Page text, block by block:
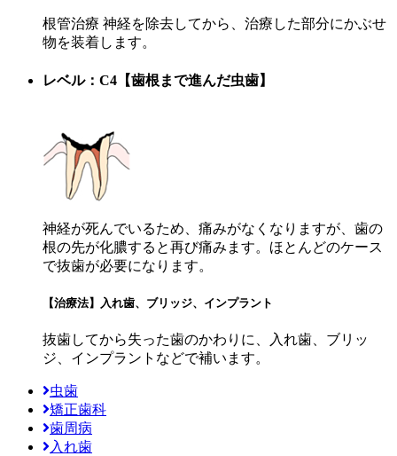
根管治療 神経を除去してから、治療した部分にかぶせ
物を装着します。
レベル：C4【歯根まで進んだ虫歯】
神経が死んでいるため、痛みがなくなりますが、歯の
根の先が化膿すると再び痛みます。ほとんどのケース
で抜歯が必要になります。
【治療法】入れ歯、ブリッジ、インプラント
抜歯してから失った歯のかわりに、入れ歯、ブリッ
ジ、インプラントなどで補います。
虫歯
矯正歯科
歯周病
入れ歯